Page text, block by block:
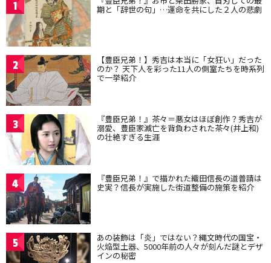
1 期と「辞世の句」…運命を共にした２人の悲劇
2 【豊臣兄弟！】秀吉は本当に「女狂い」だった
のか？ 天下人を彩った11人の側室たちを時系列
で一挙紹介
3 『豊臣兄弟！』茶々＝悪女はほぼ創作？秀吉が
溺愛、豊臣家滅亡を背負わされた茶々(井上和)
の壮絶すぎる生涯
4 『豊臣兄弟！』で描かれた織田信長の道普請は
史実？信長が実施した街道整備の施策を紹介
5 あの装飾は「炎」ではない？縄文時代の国宝・
火焔型土器、5000年前の人々が刻んだ謎とデザ
インの秘密